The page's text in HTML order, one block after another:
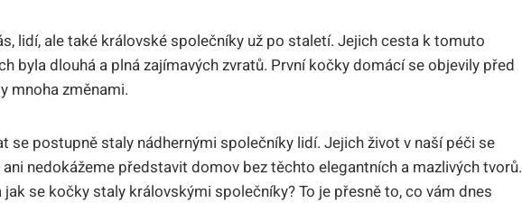
lidí, ale také královské společníky už po staletí. Jejich cesta k tomuto
byla dlouhá a plná zajímavých zvratů. První kočky domácí se objevily před
mnoha změnami.
se postupně staly nádhernými společníky lidí. Jejich život v naší péči se
nedokážeme představit domov bez těchto elegantních a mazlivých tvorů.
se kočky staly královskými společníky? To je přesně to, co vám dnes